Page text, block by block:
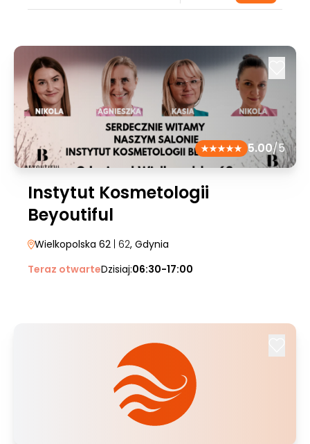
5.00/5
Instytut Kosmetologii
Beyoutiful
Wielkopolska 62 | 62, Gdynia
Teraz otwarteDzisiaj:06:30-17:00